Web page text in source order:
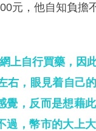
元，他自知負擔
上自行買藥，因
右，眼見着自己
覺，反而是想藉
過，幣市的大上